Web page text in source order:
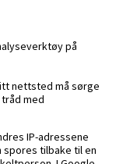
på
nettsted må sørge
med
IP-adressene
tilbake til en